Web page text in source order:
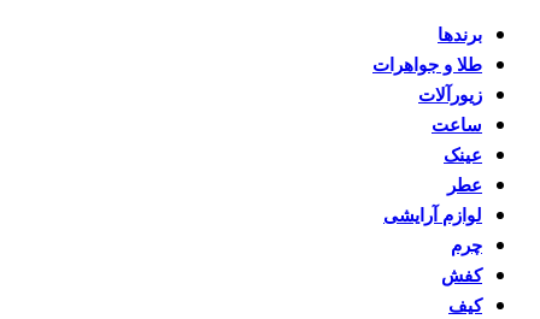
برندها
طلا و جواهرات
زیورآلات
ساعت
عینک
عطر
لوازم آرایشی
چرم
کفش
کیف